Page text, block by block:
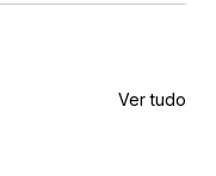
Ver tudo